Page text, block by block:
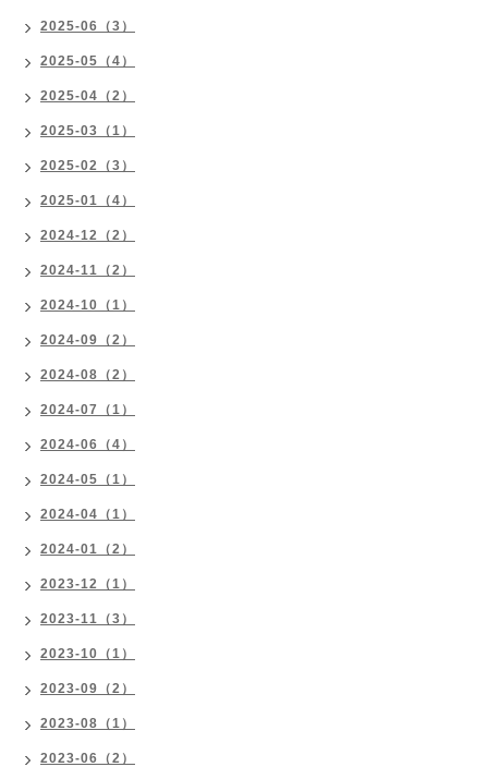
2025-06（3）
2025-05（4）
2025-04（2）
2025-03（1）
2025-02（3）
2025-01（4）
2024-12（2）
2024-11（2）
2024-10（1）
2024-09（2）
2024-08（2）
2024-07（1）
2024-06（4）
2024-05（1）
2024-04（1）
2024-01（2）
2023-12（1）
2023-11（3）
2023-10（1）
2023-09（2）
2023-08（1）
2023-06（2）